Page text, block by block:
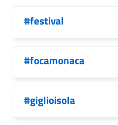
#festival
#focamonaca
#giglioisola